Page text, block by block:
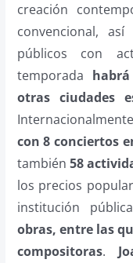
creación
convencional,
públicos con
temporada
otras ciudades
con 8 conciertos
también 58
los precios
institución
obras, entre las
compositoras.